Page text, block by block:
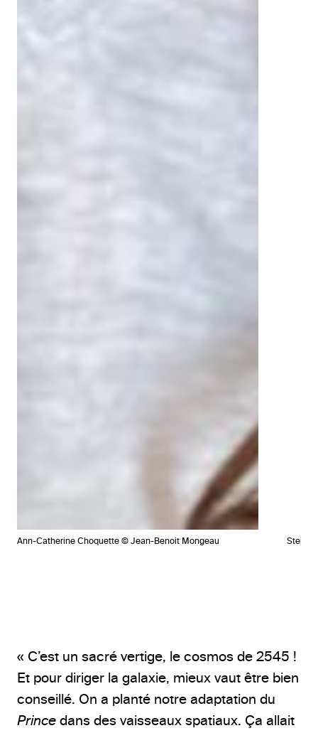
Ann-Catherine Choquette © Jean-Benoit Mongeau
« C’est un sacré vertige, le cosmos de 2545 !
Et pour diriger la galaxie, mieux vaut être bien
conseillé. On a planté notre adaptation du
Prince dans des vaisseaux spatiaux. Ça allait